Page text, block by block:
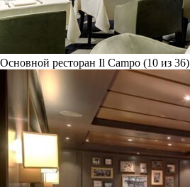
Основной ресторан Il Campo (10 из 36)